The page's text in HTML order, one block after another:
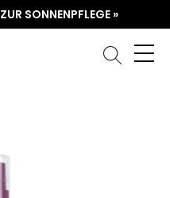
SONNENPFLEGE »